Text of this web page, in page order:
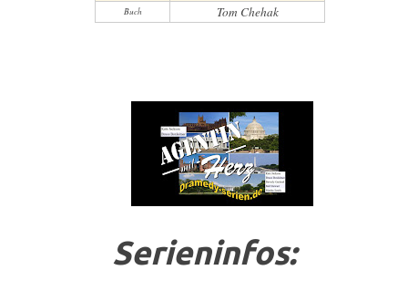
Buch Tom Chehak
Serieninfos: